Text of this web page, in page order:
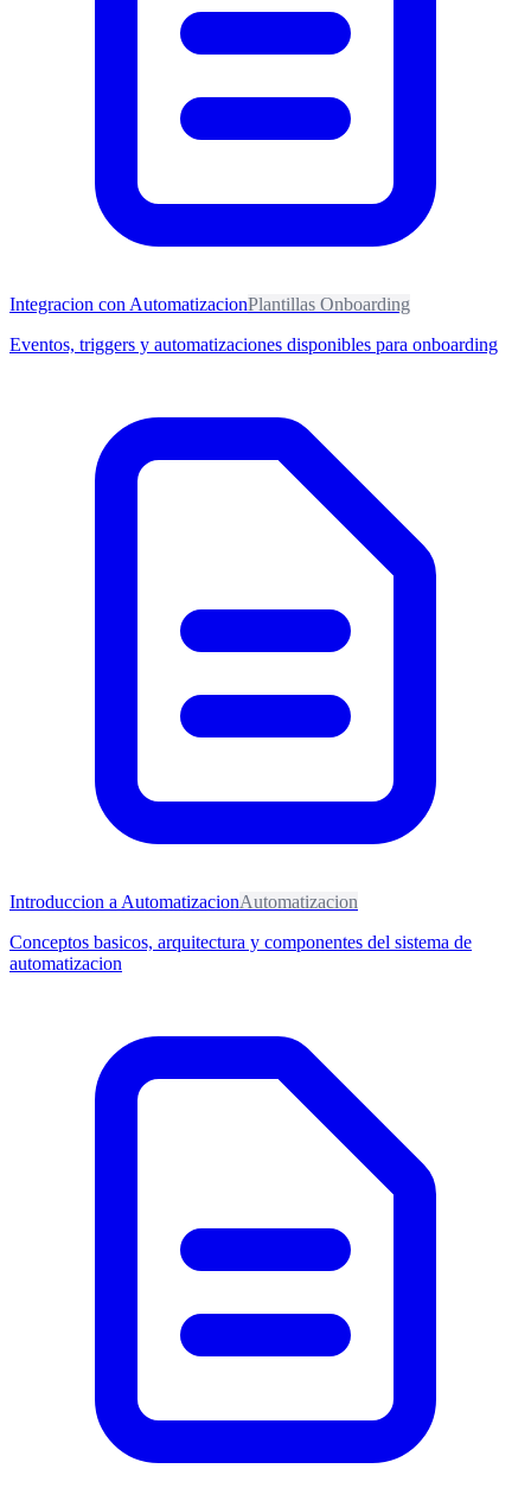
Integracion con AutomatizacionPlantillas Onboarding
Eventos, triggers y automatizaciones disponibles para onboarding
Introduccion a AutomatizacionAutomatizacion
Conceptos basicos, arquitectura y componentes del sistema de
automatizacion